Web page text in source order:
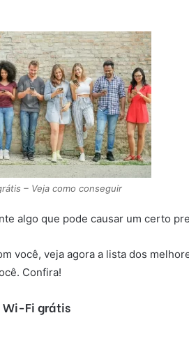
– Veja como conseguir
algo que pode causar um certo
você, veja agora a lista dos
Confira!
Wi-Fi grátis